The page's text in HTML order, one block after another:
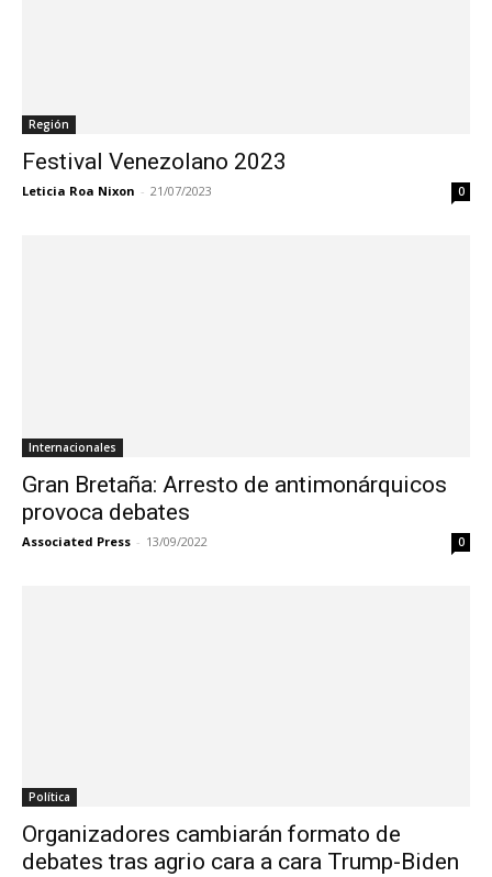
Región
Festival Venezolano 2023
Leticia Roa Nixon - 21/07/2023 0
Internacionales
Gran Bretaña: Arresto de antimonárquicos
provoca debates
Associated Press - 13/09/2022 0
Política
Organizadores cambiarán formato de
debates tras agrio cara a cara Trump-Biden